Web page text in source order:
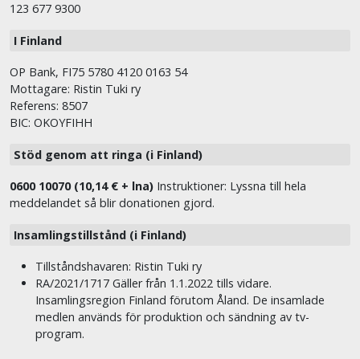
123 677 9300
I Finland
OP Bank, FI75 5780 4120 0163 54
Mottagare: Ristin Tuki ry
Referens: 8507
BIC: OKOYFIHH
Stöd genom att ringa (i Finland)
0600 10070 (10,14 € + lna) Instruktioner: Lyssna till hela
meddelandet så blir donationen gjord.
Insamlingstillstånd (i Finland)
Tillståndshavaren: Ristin Tuki ry
RA/2021/1717 Gäller från 1.1.2022 tills vidare.
Insamlingsregion Finland förutom Åland. De insamlade
medlen används för produktion och sändning av tv-
program.